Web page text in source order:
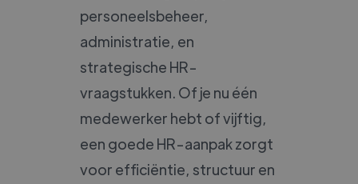
personeelsbeheer,
administratie, en
strategische HR-
vraagstukken. Of je nu één
medewerker hebt of vijftig,
een goede HR-aanpak zorgt
voor efficiëntie, structuur en